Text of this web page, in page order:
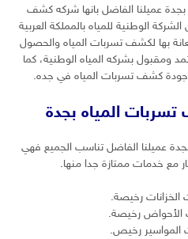
عميلنا الفاضل بانها شركه كشف
الوطنية للمياه بالمملكة العربية
بها لكشف تسربات المياه والحصول
ومقبول بشركه المياه الوطنية، كما
جودة كشف تسربات المياه في جده.
المياه بجدة
عميلنا الفاضل تناسب الجميع فهي
مع خدمات ممتازة جدا منها.
رخيصة.
رخيصة.
رخيص.